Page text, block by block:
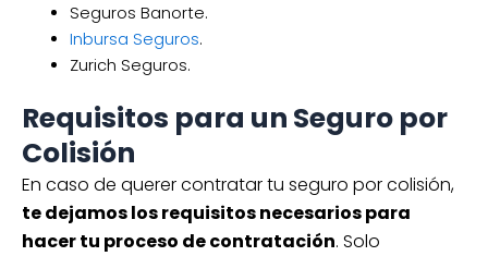
Seguros Banorte.
Inbursa Seguros.
Zurich Seguros.
Requisitos para un Seguro por
Colisión
En caso de querer contratar tu seguro por colisión,
te dejamos los requisitos necesarios para
hacer tu proceso de contratación. Solo